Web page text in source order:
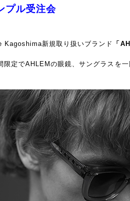
ル受注会
Kagoshima新規取り扱いブランド 「
限定でAHLEMの眼鏡、サングラスを